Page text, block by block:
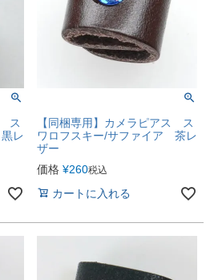
ス
レ
【同梱専用】カメラピアス ス
ワロフスキー/サファイア 茶レ
ザー
価格 ¥260税込
カートに入れる